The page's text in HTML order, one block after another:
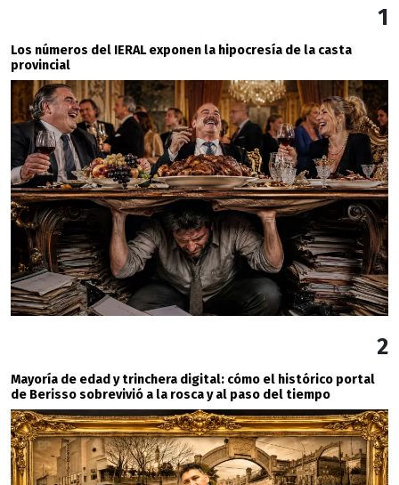
1
Los números del IERAL exponen la hipocresía de la casta
provincial
2
Mayoría de edad y trinchera digital: cómo el histórico portal
de Berisso sobrevivió a la rosca y al paso del tiempo